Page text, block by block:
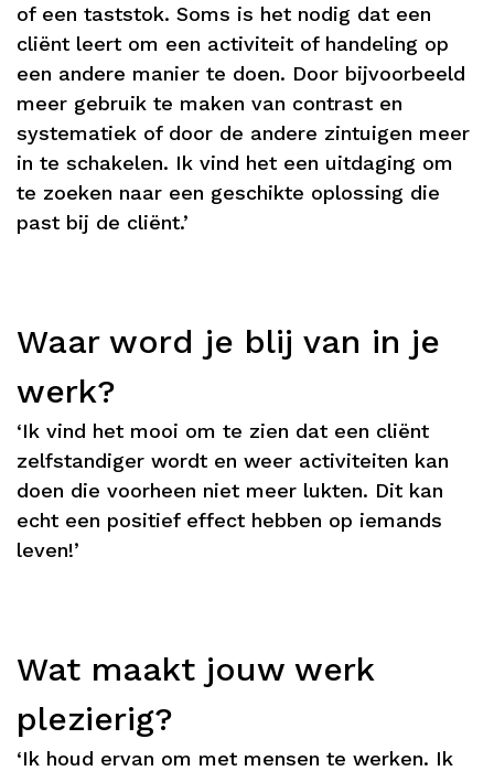
of een taststok. Soms is het nodig dat een
cliënt leert om een activiteit of handeling op
een andere manier te doen. Door bijvoorbeeld
meer gebruik te maken van contrast en
systematiek of door de andere zintuigen meer
in te schakelen. Ik vind het een uitdaging om
te zoeken naar een geschikte oplossing die
past bij de cliënt.’
Waar word je blij van in je
werk?
‘Ik vind het mooi om te zien dat een cliënt
zelfstandiger wordt en weer activiteiten kan
doen die voorheen niet meer lukten. Dit kan
echt een positief effect hebben op iemands
leven!’
Wat maakt jouw werk
plezierig?
‘Ik houd ervan om met mensen te werken. Ik